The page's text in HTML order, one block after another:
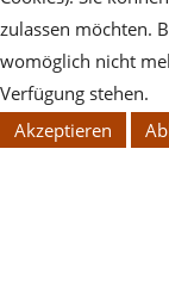
zulassen möchten.
womöglich nicht
Verfügung stehen.
Akzeptieren